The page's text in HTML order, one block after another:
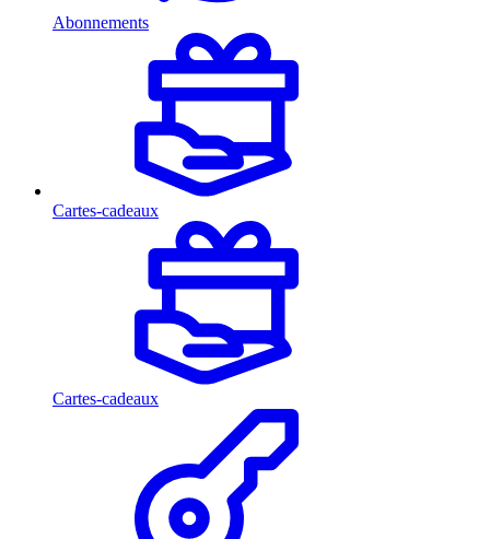
Abonnements
Cartes-cadeaux
Cartes-cadeaux